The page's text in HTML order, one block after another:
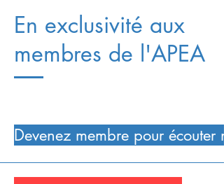
En exclusivité aux
membres de l'APEA
Devenez membre pour